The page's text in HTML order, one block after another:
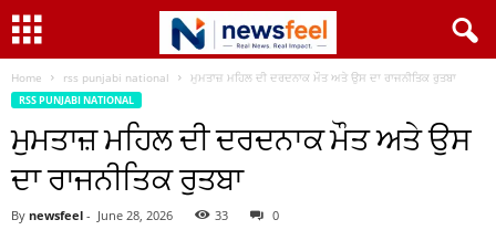
Home rss punjabi national ਮੁਮਤਾਜ਼ ਮਹਿਲ ਦੀ ਦਰਦਨਾਕ ਮੌਤ ਅਤੇ ਉਸ ਦਾ ਰਾਜਨੀਤਿਕ ਰੁਤਬਾ
RSS PUNJABI NATIONAL
ਮੁਮਤਾਜ਼ ਮਹਿਲ ਦੀ ਦਰਦਨਾਕ ਮੌਤ ਅਤੇ ਉਸ
ਦਾ ਰਾਜਨੀਤਿਕ ਰੁਤਬਾ
By newsfeel - June 28, 2026 33 0